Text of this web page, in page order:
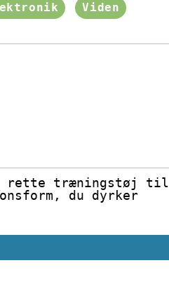
Viden
rette træningstøj til
du dyrker